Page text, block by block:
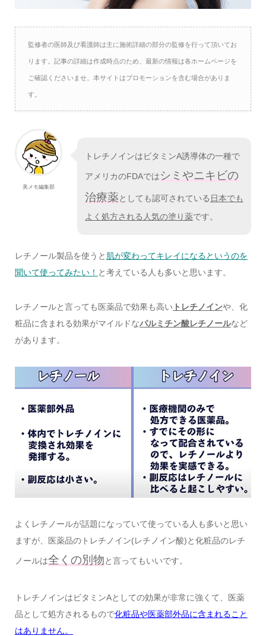
監修者の医師及び看護師は主に施術詳細の部分の監修を行って頂いてお
ります。記事の詳細は作成時点のため、最新の情報は各ホームページを
ご確認くださいませ。本サイトはプロモーションを含む場合がありま
す。
美メモ編集部
トレチノインはビタミンA誘導体の一種で
アメリカのFDAではシミやニキビの
治療薬としても認可されている 日本でも
よく処方される人気の塗り薬です。
レチノール製品を使うと 肌が変わってキレイになるというのを
聞いて使ってみたい！ と考えている人も多いと思います。
レチノールと言っても医薬品で効果も高い トレチノインや、化
粧品に含まれる効果がマイルドなパルミチン酸レチノールなど
があります。
よくレチノールが話題になっていて使っている人も多いと思い
ますが、医薬品のトレチノイン(レチノイン酸)と化粧品のレチ
ノールは全くの別物と言ってもいいです。
トレチノインはビタミンAとしての効果が非常に強くて、医薬
品として処方されるもので化粧品や医薬部外品に含まれること
はありません。